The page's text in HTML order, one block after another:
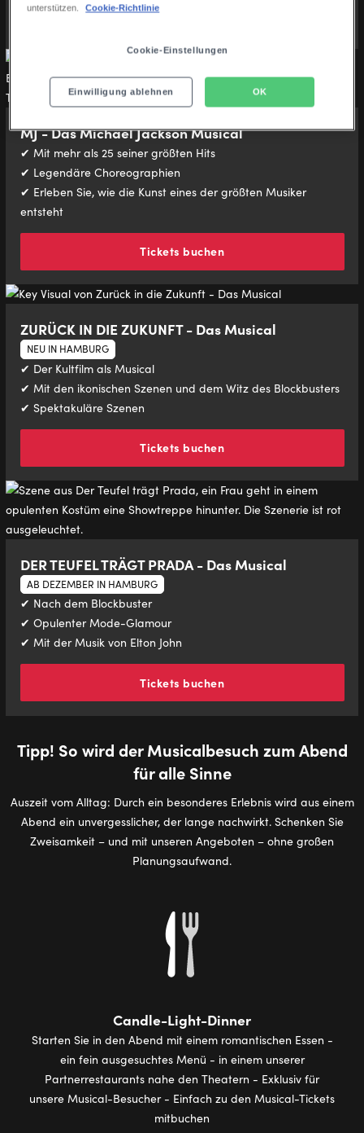
Tickets buchen
MJ - Das Michael Jackson Musical
✔ Mit mehr als 25 seiner größten Hits
✔ Legendäre Choreographien
✔ Erleben Sie, wie die Kunst eines der größten Musiker
entsteht
Tickets buchen
ZURÜCK IN DIE ZUKUNFT - Das Musical
NEU IN HAMBURG
✔ Der Kultfilm als Musical
✔ Mit den ikonischen Szenen und dem Witz des Blockbusters
✔ Spektakuläre Szenen
Tickets buchen
DER TEUFEL TRÄGT PRADA - Das Musical
AB DEZEMBER IN HAMBURG
✔ Nach dem Blockbuster
✔ Opulenter Mode-Glamour
✔ Mit der Musik von Elton John
Tickets buchen
Tipp! So wird der Musicalbesuch zum Abend
für alle Sinne
Auszeit vom Alltag: Durch ein besonderes Erlebnis wird aus einem
Abend ein unvergesslicher, der lange nachwirkt. Schenken Sie
Zweisamkeit – und mit unseren Angeboten – ohne großen
Planungsaufwand.
Candle-Light-Dinner
Starten Sie in den Abend mit einem romantischen Essen -
ein fein ausgesuchtes Menü - in einem unserer
Partnerrestaurants nahe den Theatern - Exklusiv für
unsere Musical-Besucher - Einfach zu den Musical-Tickets
mitbuchen
unterstützen.
Cookie-Richtlinie
Cookie-Einstellungen
Einwilligung ablehnen OK